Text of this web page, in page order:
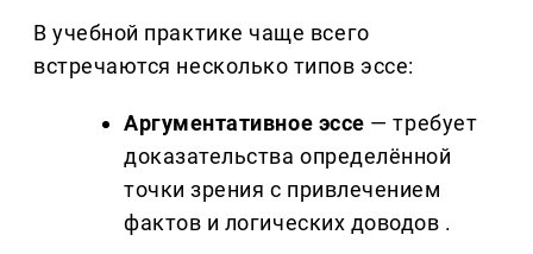
В учебной практике чаще всего
встречаются несколько типов эссе:
Аргументативное эссе — требует
доказательства определённой
точки зрения с привлечением
фактов и логических доводов .